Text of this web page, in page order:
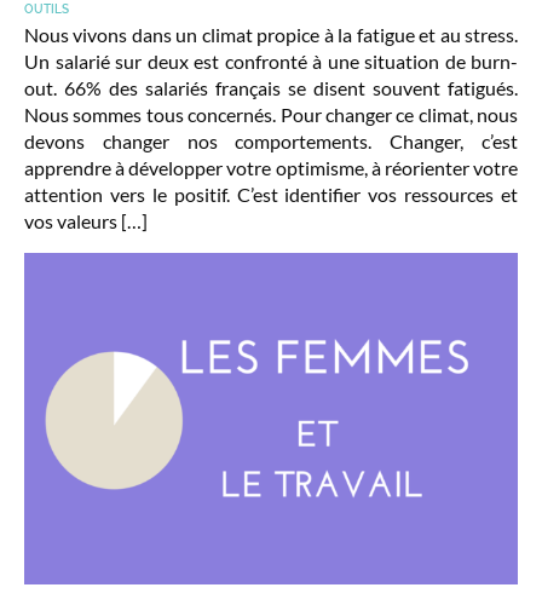
OUTILS
Nous vivons dans un climat propice à la fatigue et au stress.
Un salarié sur deux est confronté à une situation de burn-
out. 66% des salariés français se disent souvent fatigués.
Nous sommes tous concernés. Pour changer ce climat, nous
devons changer nos comportements. Changer, c’est
apprendre à développer votre optimisme, à réorienter votre
attention vers le positif. C’est identifier vos ressources et
vos valeurs […]